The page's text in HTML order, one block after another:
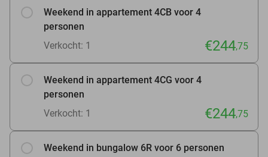
Weekend in appartement 4CB voor 4
personen
Verkocht: 1
€244,75
Weekend in appartement 4CG voor 4
personen
Verkocht: 1
€244,75
Weekend in bungalow 6R voor 6 personen